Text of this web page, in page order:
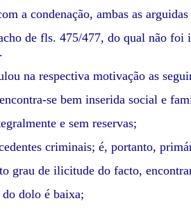
a condenação, ambas as
de fls. 475/477, do qual não foi
na respectiva motivação as
se bem inserida social e
e sem reservas;
criminais; é, portanto,
grau de ilicitude do facto,
do dolo é baixa;